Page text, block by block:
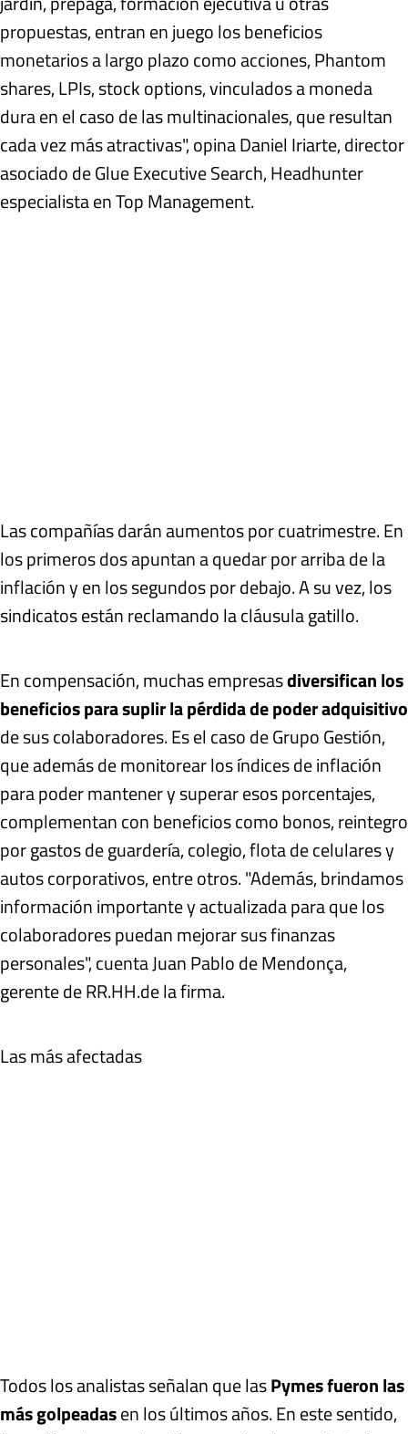
propuestas, entran en juego los beneficios
monetarios a largo plazo como acciones, Phantom
shares, LPIs, stock options, vinculados a moneda
dura en el caso de las multinacionales, que resultan
cada vez más atractivas", opina Daniel Iriarte, director
asociado de Glue Executive Search, Headhunter
especialista en Top Management.
Las compañías darán aumentos por cuatrimestre. En
los primeros dos apuntan a quedar por arriba de la
inflación y en los segundos por debajo. A su vez, los
sindicatos están reclamando la cláusula gatillo.
En compensación, muchas empresasdiversifican los
beneficios para suplir la pérdida de poder adquisitivo
de sus colaboradores. Es el caso de Grupo Gestión,
que además de monitorear los índices de inflación
para poder mantener y superar esos porcentajes,
complementan con beneficios como bonos, reintegro
por gastos de guardería, colegio, flota de celulares y
autos corporativos, entre otros. "Además, brindamos
información importante y actualizada para que los
colaboradores puedan mejorar sus finanzas
personales", cuenta Juan Pablo de Mendonça,
gerente de RR.HH.de la firma.
Las más afectadas
Todos los analistas señalan que lasPymes fueron las
más golpeadasen los últimos años. En este sentido,